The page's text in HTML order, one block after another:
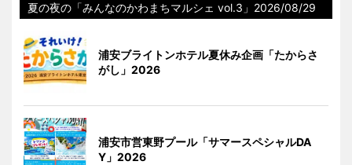
夏の夜の「みんなのかわまちマルシェ vol.3」2026/08/29
浦安ブライトンホテル夏休み企画「たからさ
がし」2026
浦安市営東野プール「サマースペシャルDA
Y」2026